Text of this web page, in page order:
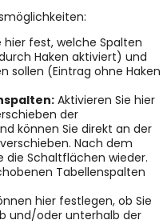
hier fest, welche Spalten
Haken aktiviert) und
sollen (Eintrag ohne Haken
Aktivieren Sie hier
der
können Sie direkt an der
Nach dem
die Schaltflächen wieder.
Tabellenspalten
hier festlegen, ob Sie
und/oder unterhalb der